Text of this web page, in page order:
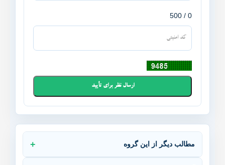
0 / 500
مطالب دیگر از این گروه